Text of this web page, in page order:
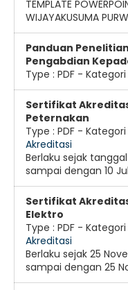
TEMPLATE
WIJAYAKUSUMA
Panduan
Pengabdian
Type : PDF - Kategori
Sertifikat
Peternakan
Type : PDF - Kategori
Akreditasi
Berlaku sejak tanggal
sampai dengan 10
Sertifikat
Elektro
Type : PDF - Kategori
Akreditasi
Berlaku sejak 25
sampai dengan 25